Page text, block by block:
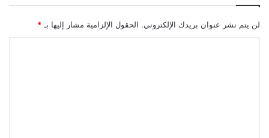
لن يتم نشر عنوان بريدك الإلكتروني. الحقول الإلزامية مشار إليها بـ *